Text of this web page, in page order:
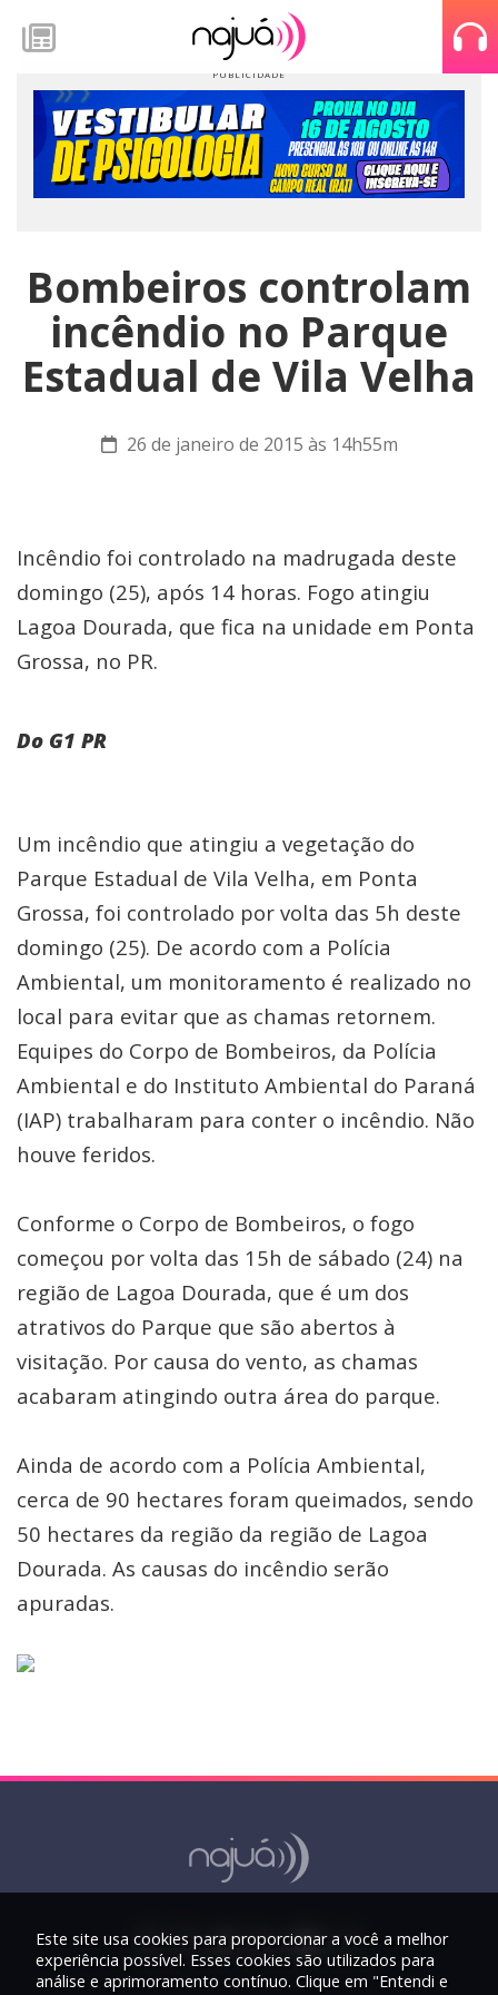
Bombeiros controlam
incêndio no Parque
Estadual de Vila Velha
26 de janeiro de 2015 às 14h55m
Incêndio foi controlado na madrugada deste
domingo (25), após 14 horas. Fogo atingiu
Lagoa Dourada, que fica na unidade em Ponta
Grossa, no PR.
Do G1 PR
Um incêndio que atingiu a vegetação do
Parque Estadual de Vila Velha, em Ponta
Grossa, foi controlado por volta das 5h deste
domingo (25). De acordo com a Polícia
Ambiental, um monitoramento é realizado no
local para evitar que as chamas retornem.
Equipes do Corpo de Bombeiros, da Polícia
Ambiental e do Instituto Ambiental do Paraná
(IAP) trabalharam para conter o incêndio. Não
houve feridos.
Conforme o Corpo de Bombeiros, o fogo
começou por volta das 15h de sábado (24) na
região de Lagoa Dourada, que é um dos
atrativos do Parque que são abertos à
visitação. Por causa do vento, as chamas
acabaram atingindo outra área do parque.
Ainda de acordo com a Polícia Ambiental,
cerca de 90 hectares foram queimados, sendo
50 hectares da região da região de Lagoa
Dourada. As causas do incêndio serão
apuradas.
Este site usa cookies para proporcionar a você a melhor
experiência possível. Esses cookies são utilizados para
análise e aprimoramento contínuo. Clique em "Entendi e